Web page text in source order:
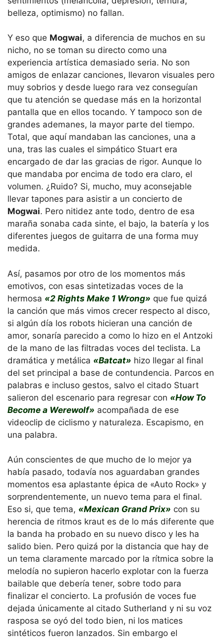
belleza, optimismo) no fallan.
Y eso que Mogwai, a diferencia de muchos en su
nicho, no se toman su directo como una
experiencia artística demasiado seria. No son
amigos de enlazar canciones, llevaron visuales pero
muy sobrios y desde luego rara vez conseguían
que tu atención se quedase más en la horizontal
pantalla que en ellos tocando. Y tampoco son de
grandes ademanes, la mayor parte del tiempo.
Total, que aquí mandaban las canciones, una a
una, tras las cuales el simpático Stuart era
encargado de dar las gracias de rigor. Aunque lo
que mandaba por encima de todo era claro, el
volumen. ¿Ruido? Si, mucho, muy aconsejable
llevar tapones para asistir a un concierto de
Mogwai. Pero nitidez ante todo, dentro de esa
maraña sonaba cada sinte, el bajo, la batería y los
diferentes juegos de guitarra de una forma muy
medida.
Así, pasamos por otro de los momentos más
emotivos, con esas sintetizadas voces de la
hermosa «2 Rights Make 1 Wrong» que fue quizá
la canción que más vimos crecer respecto al disco,
si algún día los robots hicieran una canción de
amor, sonaría parecido a como lo hizo en el Antzoki
de la mano de las filtradas voces del teclista. La
dramática y metálica «Batcat» hizo llegar al final
del set principal a base de contundencia. Parcos en
palabras e incluso gestos, salvo el citado Stuart
salieron del escenario para regresar con «How To
Become a Werewolf» acompañada de ese
videoclip de ciclismo y naturaleza. Escapismo, en
una palabra.
Aún conscientes de que mucho de lo mejor ya
había pasado, todavía nos aguardaban grandes
momentos esa aplastante épica de «Auto Rock» y
sorprendentemente, un nuevo tema para el final.
Eso si, que tema, «Mexican Grand Prix» con su
herencia de ritmos kraut es de lo más diferente que
la banda ha probado en su nuevo disco y les ha
salido bien. Pero quizá por la distancia que hay de
un tema claramente marcado por la rítmica sobre la
melodía no supieron hacerlo explotar con la fuerza
bailable que debería tener, sobre todo para
finalizar el concierto. La profusión de voces fue
dejada únicamente al citado Sutherland y ni su voz
rasposa se oyó del todo bien, ni los matices
sintéticos fueron lanzados. Sin embargo el